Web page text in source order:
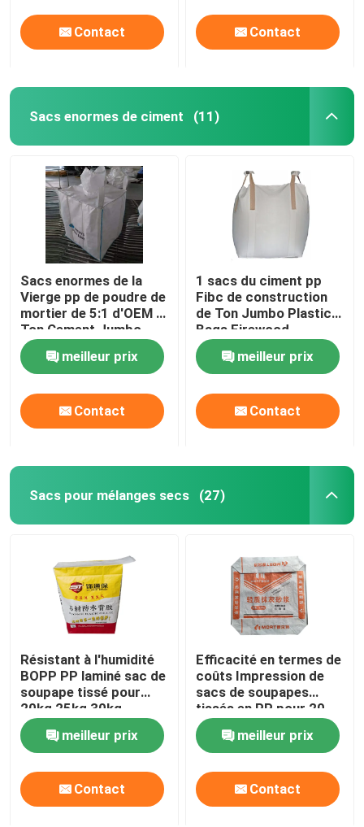
Contact Contact
Sacs enormes de ciment (11)
Sacs enormes de la
Vierge pp de poudre de
mortier de 5:1 d'OEM 1
Ton Cement Jumbo
Bags
meilleur prix
Contact
1 sacs du ciment pp
Fibc de construction
de Ton Jumbo Plastic
Bags Firewood
meilleur prix
Contact
Sacs pour mélanges secs (27)
Résistant à l'humidité
BOPP PP laminé sac de
soupape tissé pour
20kg 25kg 30kg
mélange sec Collecteur
de fond de pierre
meilleur prix
Contact
Efficacité en termes de
coûts Impression de
sacs de soupapes
tissés en PP pour 20
kg de mortier à
mélange sec de 25 kg
meilleur prix
Contact